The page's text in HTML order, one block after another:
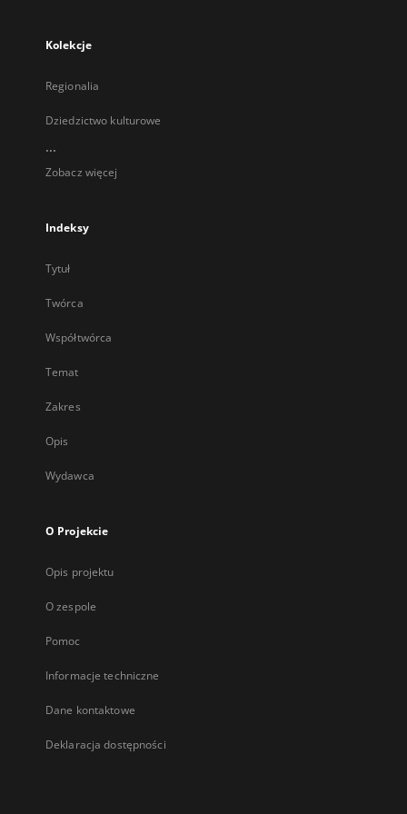
Kolekcje
Regionalia
Dziedzictwo kulturowe
...
Zobacz więcej
Indeksy
Tytuł
Twórca
Współtwórca
Temat
Zakres
Opis
Wydawca
O Projekcie
Opis projektu
O zespole
Pomoc
Informacje techniczne
Dane kontaktowe
Deklaracja dostępności